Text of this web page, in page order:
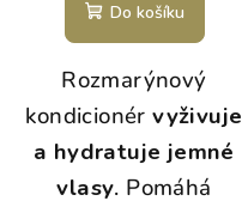
Do košíku
Rozmarýnový
kondicionérvyživuje
a hydratuje jemné
vlasy. Pomáhá